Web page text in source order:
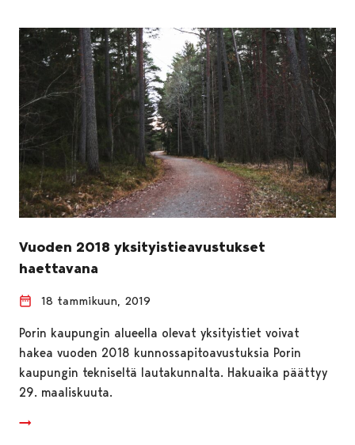
Vuoden 2018 yksityistieavustukset
haettavana
18 tammikuun, 2019
Porin kaupungin alueella olevat yksityistiet voivat
hakea vuoden 2018 kunnossapitoavustuksia Porin
kaupungin tekniseltä lautakunnalta. Hakuaika päättyy
29. maaliskuuta.